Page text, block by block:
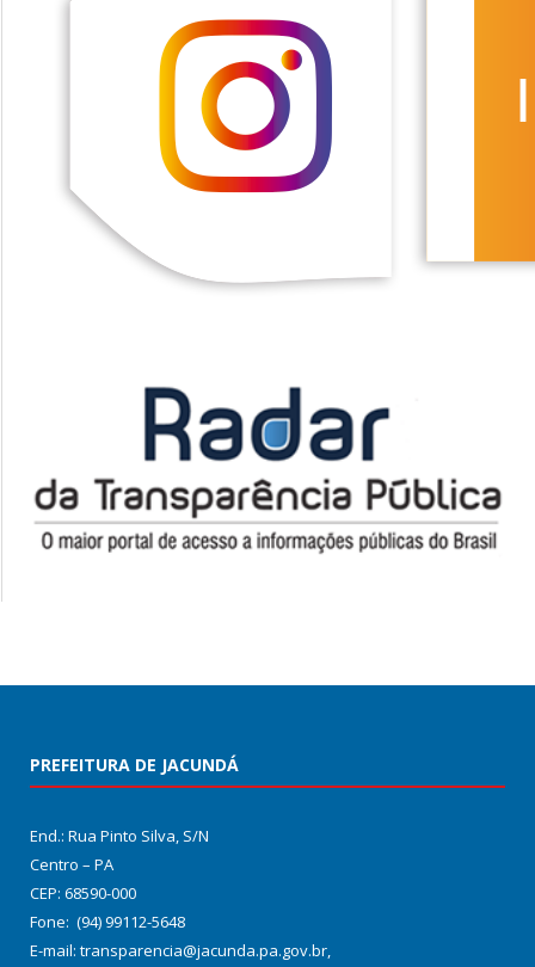
PREFEITURA DE JACUNDÁ
End.: Rua Pinto Silva, S/N
Centro – PA
CEP: 68590-000
Fone: (94) 99112-5648
E-mail: transparencia@jacunda.pa.gov.br,